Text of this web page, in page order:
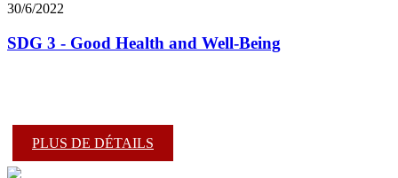
30/6/2022
SDG 3 - Good Health and Well-Being
PLUS DE DÉTAILS